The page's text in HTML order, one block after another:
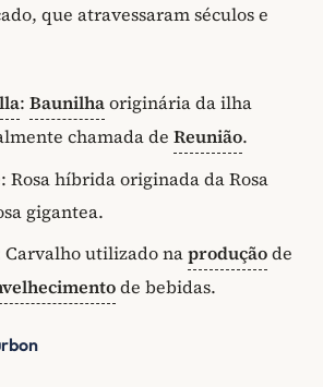
que atravessaram séculos e
: Baunilhaoriginária da ilha
chamada de Reunião.
Rosa híbrida originada da Rosa
gigantea.
Carvalho utilizado naproduçãode
de bebidas.